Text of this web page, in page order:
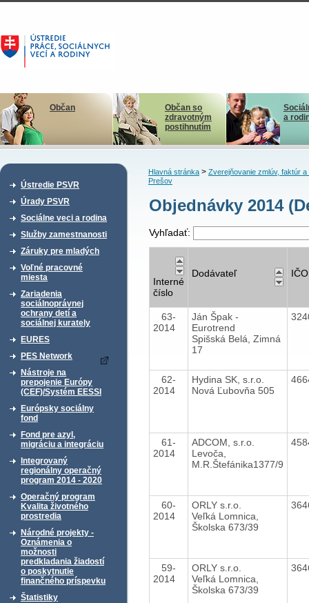
Občan
Občan so
zdravotným
postihnutím
a
Ústredie PSVR
Úrady PSVR
Sociálne veci a rodina
Služby zamestnanosti
Záruky pre mladých
Voľné pracovné
miesta
Zariadenia
sociálnoprávnej
ochrany detí a
sociálnej kurately
EURES
PES Network
Nástroje na
prepojenie Európy
(CEF)/Systém EESSI
Európsky sociálny
fond
Fond pre azyl,
migráciu a integráciu
Integrovaný
regionálny operačný
program 2014 - 2020
Operačný program
Kvalita životného
prostredia
Národné projekty -
Oznámenia o
možnosti
predkladania žiadostí
o poskytnutie
finančného príspevku
Štatistiky
Hlavná stránka> Zverejňovanie zmlúv, faktúr a
Prešov
Objednávky 2014
Vyhľadať:
Interné
číslo
Dodávateľ IČO
63-
2014
Ján Špak -
Eurotrend
Spišská Belá, Zimná
17
62-
2014
Hydina SK, s.r.o.
Nová Ľubovňa 505
61-
2014
ADCOM, s.r.o.
Levoča,
M.R.Štefánika1377/9
60-
2014
ORLY s.r.o.
Veľká Lomnica,
Školska 673/39
59-
2014
ORLY s.r.o.
Veľká Lomnica,
Školska 673/39